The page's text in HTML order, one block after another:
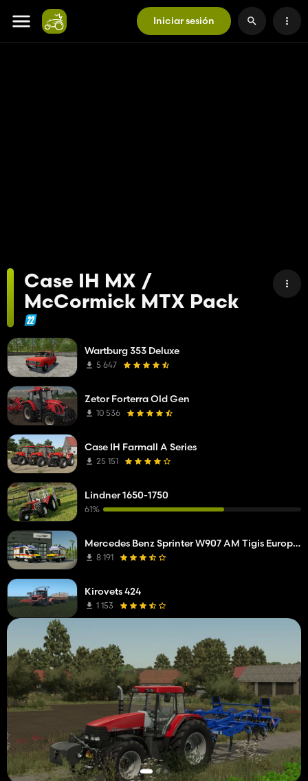
Iniciar sesión
Case IH MX /
McCormick MTX Pack
Wartburg 353 Deluxe
5 647
Zetor Forterra Old Gen
10 536
Case IH Farmall A Series
25 151
Lindner 1650-1750
61%
Mercedes Benz Sprinter W907 AM Tigis Europa RTW
8 191
Kirovets 424
1 153